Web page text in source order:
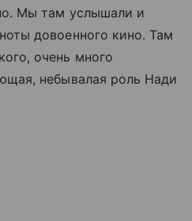
Мы там услышали и
довоенного кино. Там
очень много
небывалая роль Нади